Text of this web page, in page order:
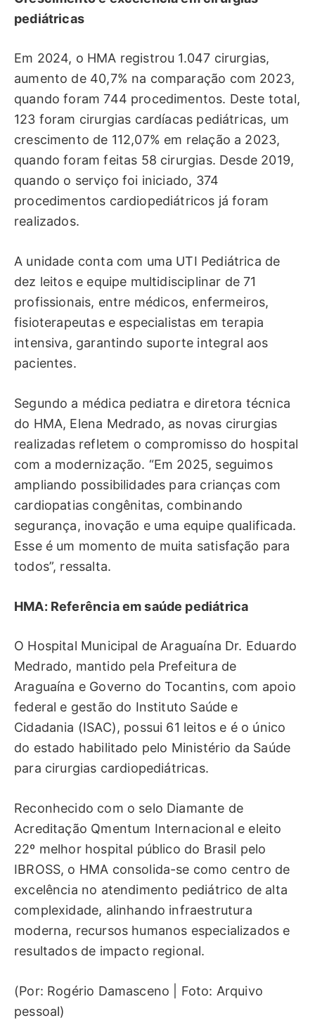
pediátricas
Em 2024, o HMA registrou 1.047 cirurgias,
aumento de 40,7% na comparação com 2023,
quando foram 744 procedimentos. Deste total,
123 foram cirurgias cardíacas pediátricas, um
crescimento de 112,07% em relação a 2023,
quando foram feitas 58 cirurgias. Desde 2019,
quando o serviço foi iniciado, 374
procedimentos cardiopediátricos já foram
realizados.
A unidade conta com uma UTI Pediátrica de
dez leitos e equipe multidisciplinar de 71
profissionais, entre médicos, enfermeiros,
fisioterapeutas e especialistas em terapia
intensiva, garantindo suporte integral aos
pacientes.
Segundo a médica pediatra e diretora técnica
do HMA, Elena Medrado, as novas cirurgias
realizadas refletem o compromisso do hospital
com a modernização. “Em 2025, seguimos
ampliando possibilidades para crianças com
cardiopatias congênitas, combinando
segurança, inovação e uma equipe qualificada.
Esse é um momento de muita satisfação para
todos”, ressalta.
HMA: Referência em saúde pediátrica
O Hospital Municipal de Araguaína Dr. Eduardo
Medrado, mantido pela Prefeitura de
Araguaína e Governo do Tocantins, com apoio
federal e gestão do Instituto Saúde e
Cidadania (ISAC), possui 61 leitos e é o único
do estado habilitado pelo Ministério da Saúde
para cirurgias cardiopediátricas.
Reconhecido com o selo Diamante de
Acreditação Qmentum Internacional e eleito
22º melhor hospital público do Brasil pelo
IBROSS, o HMA consolida-se como centro de
excelência no atendimento pediátrico de alta
complexidade, alinhando infraestrutura
moderna, recursos humanos especializados e
resultados de impacto regional.
(Por: Rogério Damasceno | Foto: Arquivo
pessoal)